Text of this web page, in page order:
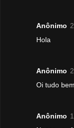
Anônimo
Hola
Anônimo
Oi tudo bem
Anônimo